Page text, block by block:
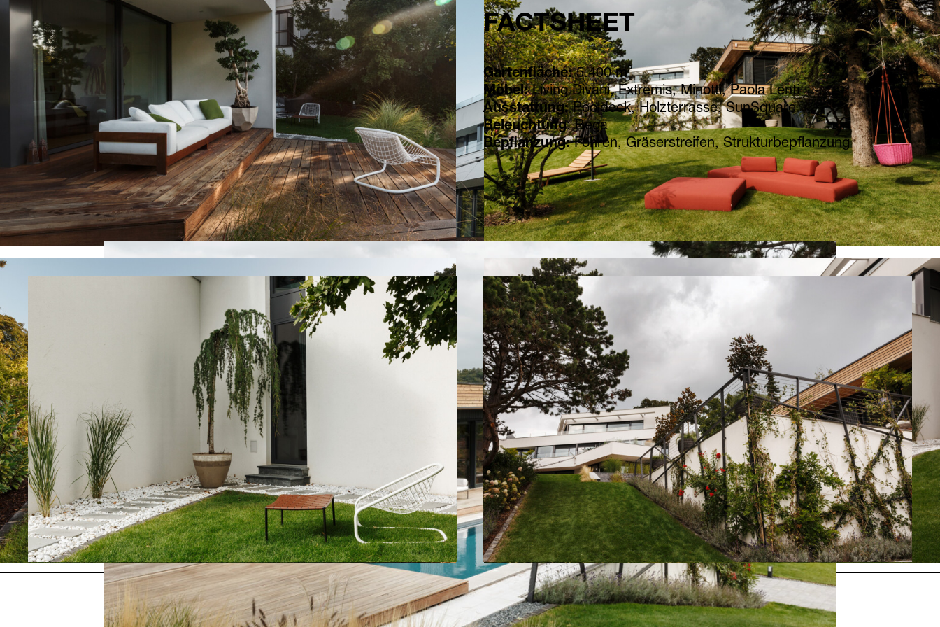
FACTSHEET
Gartenfläche:5.400 m²
Möbel:Living Divani, Extremis, Minotti, Paola Lenti
Ausstattung:Pooldeck, Holzterrasse, SunSquare
Beleuchtung: Bega
Bepflanzung:Föhren, Gräserstreifen, Strukturbepflanzung
Vorheriges
Gasthaus Floh, Langenlebarn
Nächstes
Wohnhaus A, Brunn am Gebirge